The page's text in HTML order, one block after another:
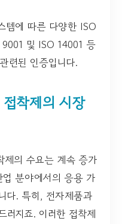
템에 따른 다양한 ISO
및 ISO 14001 등
련된 인증입니다.
착제의 시장
제의 수요는 계속 증가
분야에서의 응용 가
다. 특히, 전자제품과
러지죠. 이러한 접착제